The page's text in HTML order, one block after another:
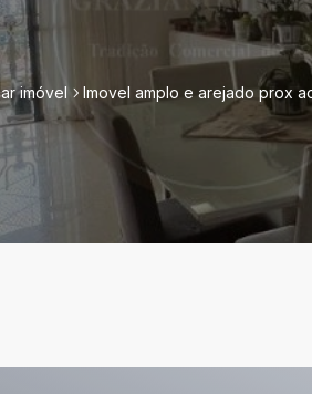
imóvel Imovel amplo e arejado prox